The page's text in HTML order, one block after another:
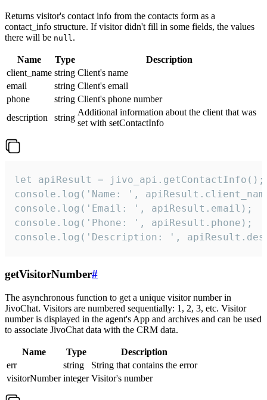
Returns visitor's contact info from the contacts form as a
contact_info structure. If visitor didn't fill in some fields, the values
there will be null.
Name Type
Description
client_name string Client's name
email
string Client's email
phone
string Client's phone number
description
string
Additional information about the client that was
set with setContactInfo
let apiResult = jivo_api.getContactInfo();
console.log('Name: ',
console.log('Email: ', apiResult.email);
console.log('Phone: ', apiResult.phone);
console.log('Description: ',
getVisitorNumber#
The asynchronous function to get a unique visitor number in
JivoChat. Visitors are numbered sequentially: 1, 2, 3, etc. Visitor
number is displayed in the agent's App and archives and can be used
to associate JivoChat data with the CRM data.
Name Type
Description
err
string
String that contains the error
visitorNumber integer Visitor's number